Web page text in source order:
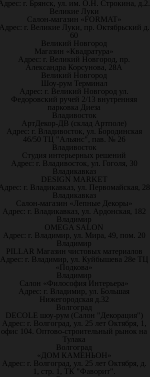
г. Брянск, ул. им. О.Н. Строкина, д.2.
Великие Луки
Салон-магазин «FORMAT»
г. Великие Луки, пр. Октябрьский д.
60
Великий Новгород
Магазин «Квадратура»
Адрес: г. Великий Новгород, пр.
Александра Корсунова, 28А
Великий Новгород
Шоу-рум Терминал
Адрес: г. Великий Новгород ул.
Федоровский ручей 2/13 внутренняя
парковка Диеза
Владивосток
АртДекор-ДВ (склад Артполе)
Адрес: г. Владивосток, ул. Бородинская
46/50 ТЦ "Альянс", пав. № 26
Владивосток
Студия интерьерных решений
Адрес: г. Владивосток, ул. Гоголя, 30
Владикавказ
DESIGN MARKET
г. Владикавказ, ул. Первомайская, 28
Владикавказ
Салон-магазин «Лепные Декоры»
Адрес: г. Владикавказ, ул. Ардонская, 182
Владимир
OMEGA SALON
Адрес: г. Владимир, ул. Мира, 49, пом. 20
Владимир
PILLAR Магазин чистовых материалов
Адрес: г. Владимир, ул. Куйбышева 28е ТЦ
«Подкова»
Владимир
Салон «Философия Интерьера»
Адрес: г. Владимир, ул. Большая
Нижегородская д.32
Волгоград
DECOLE шоу-рум (Салон "Декорация")
Адрес: г. Волгоград, ул. 25 лет Октября, 1,
офис 104. Оптово-строительный рынок на
Тулака
Волгоград
«ДОМ КАМЕНЬОН»
Адрес: г. Волгоград, ул. 25 лет Октября, д.
1, стр. 1, ТК "Фаворит".